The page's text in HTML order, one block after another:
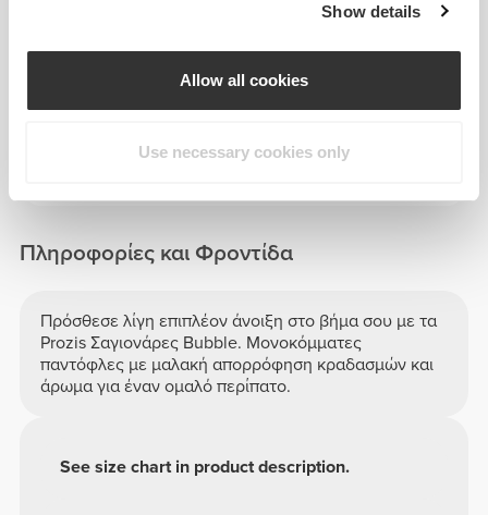
Show details
Allow all cookies
Use necessary cookies only
μεταξύ δύο μεγεθών, βεβαιωθείτε ότι λαμβάνετε
καλύτερου μεγέθους, όπως το ύψος του κουντεπιέ
Πληροφορίες και Φροντίδα
Πρόσθεσε λίγη επιπλέον άνοιξη στο βήμα σου με τα
Prozis Σαγιονάρες Bubble. Μονοκόμματες
παντόφλες με μαλακή απορρόφηση κραδασμών και
άρωμα για έναν ομαλό περίπατο.
See size chart in product description.